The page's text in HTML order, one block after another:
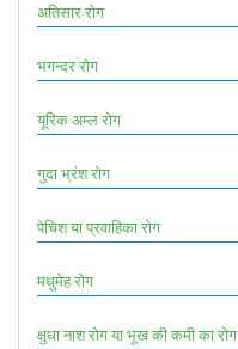
अतिसार रोग
भगन्दर रोग
यूरिक अम्ल रोग
गुदा भ्रंश रोग
पेचिश या प्रवाहिका रोग
मधुमेह रोग
क्षुधा नाश रोग या भूख की कमी का रोग